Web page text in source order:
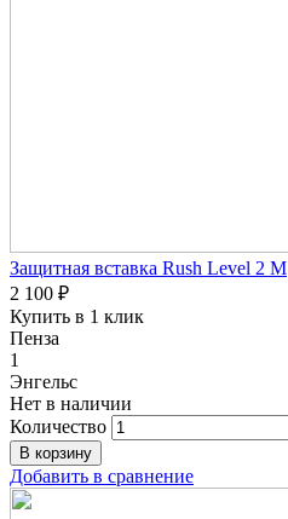
Защитная вставка Rush Level 2 M
2 100 ₽
Купить в 1 клик
Пенза
1
Энгельс
Нет в наличии
Количество
Добавить в сравнение